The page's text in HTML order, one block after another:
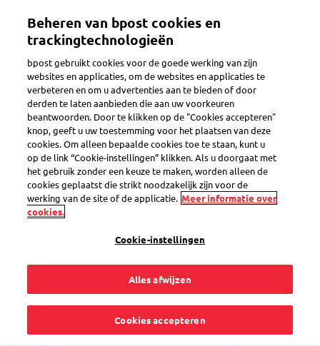
inhoud
Toggle navigation
Terug
Beheren van bpost cookies en
trackingtechnologieën
bpost gebruikt cookies voor de goede werking van zijn
websites en applicaties, om de websites en applicaties te
verbeteren en om u advertenties aan te bieden of door
derden te laten aanbieden die aan uw voorkeuren
beantwoorden. Door te klikken op de "Cookies accepteren"
knop, geeft u uw toestemming voor het plaatsen van deze
cookies. Om alleen bepaalde cookies toe te staan, kunt u
op de link “Cookie-instellingen” klikken. Als u doorgaat met
het gebruik zonder een keuze te maken, worden alleen de
cookies geplaatst die strikt noodzakelijk zijn voor de
werking van de site of de applicatie. Meer informatie over
cookies.
Cookie-instellingen
Alles afwijzen
Cookies accepteren